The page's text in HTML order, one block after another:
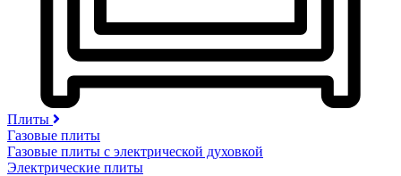
Плиты
Газовые плиты
Газовые плиты с электрической духовкой
Электрические плиты